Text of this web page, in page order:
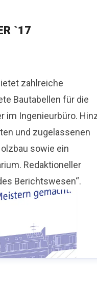
`17
zahlreiche
Bautabellen für die
im Ingenieurbüro.
und zugelassenen
sowie ein
Redaktioneller
Berichtswesen“.